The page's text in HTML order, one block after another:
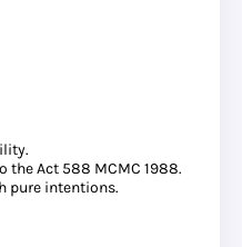
the Act 588 MCMC 1988.
pure intentions.